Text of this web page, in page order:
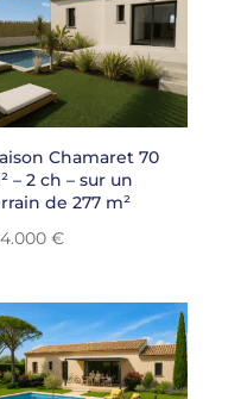
Chamaret 70
– 2 ch – sur un
de 277 m²
€